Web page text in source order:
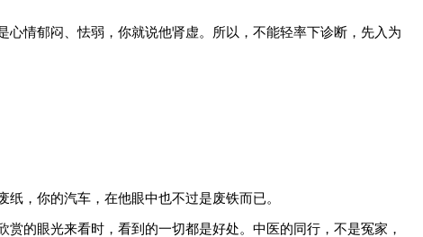
情郁闷、怯弱，你就说他肾虚。所以，不能轻率下诊断，先入为
，你的汽车，在他眼中也不过是废铁而已。
的眼光来看时，看到的一切都是好处。中医的同行，不是冤家，